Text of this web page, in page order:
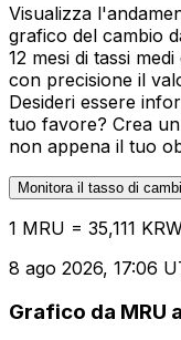
Visualizza
grafico del cambio
12 mesi di tassi
con precisione il
Desideri essere
tuo favore? Crea
non appena il tuo
Monitora il tasso di
1 MRU = 35,111
8 ago 2026, 17:06
Grafico da MRU